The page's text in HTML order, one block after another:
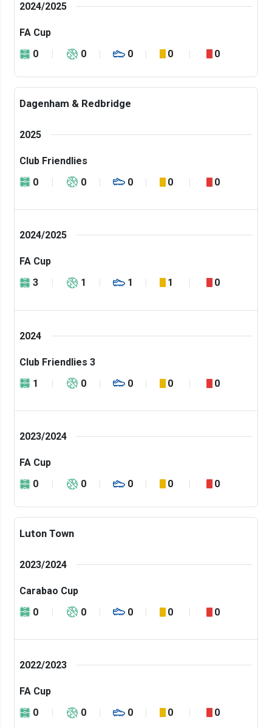
2024/2025
FA Cup
0
0 0 0 0
Dagenham & Redbridge
2025
Club Friendlies
0
0 0 0 0
2024/2025
FA Cup
3
1 1 1 0
2024
Club Friendlies 3
1
0 0 0 0
2023/2024
FA Cup
0
0 0 0 0
Luton Town
2023/2024
Carabao Cup
0
0 0 0 0
2022/2023
FA Cup
0
0 0 0 0